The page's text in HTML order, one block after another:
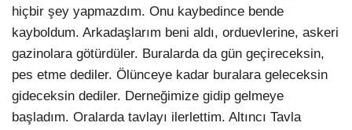
hiçbir şey yapmazdım. Onu kaybedince bende
kayboldum. Arkadaşlarım beni aldı, orduevlerine, askeri
gazinolara götürdüler. Buralarda da gün geçireceksin,
pes etme dediler. Ölünceye kadar buralara geleceksin
gideceksin dediler. Derneğimize gidip gelmeye
başladım. Oralarda tavlayı ilerlettim. Altıncı Tavla